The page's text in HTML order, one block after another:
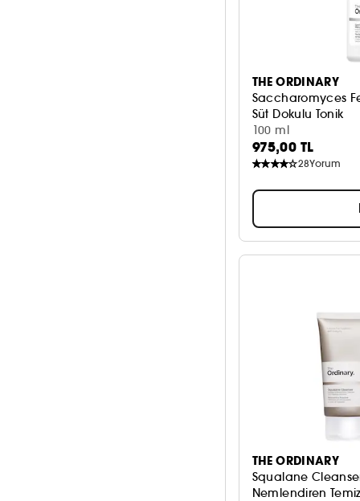
THE ORDINARY
Saccharomyces
Süt Dokulu Tonik
100 ml
975,00 TL
28Yorum
THE ORDINARY
Squalane
Nemlendiren